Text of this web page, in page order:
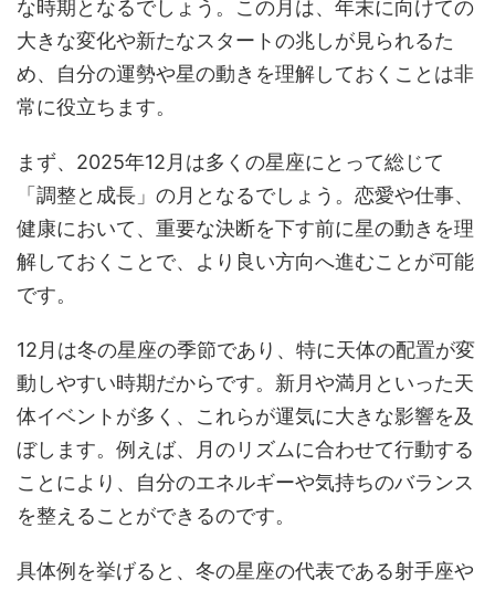
な時期となるでしょう。この月は、年末に向けての
大きな変化や新たなスタートの兆しが見られるた
め、自分の運勢や星の動きを理解しておくことは非
常に役立ちます。
まず、2025年12月は多くの星座にとって総じて
「調整と成長」の月となるでしょう。恋愛や仕事、
健康において、重要な決断を下す前に星の動きを理
解しておくことで、より良い方向へ進むことが可能
です。
12月は冬の星座の季節であり、特に天体の配置が変
動しやすい時期だからです。新月や満月といった天
体イベントが多く、これらが運気に大きな影響を及
ぼします。例えば、月のリズムに合わせて行動する
ことにより、自分のエネルギーや気持ちのバランス
を整えることができるのです。
具体例を挙げると、冬の星座の代表である射手座や